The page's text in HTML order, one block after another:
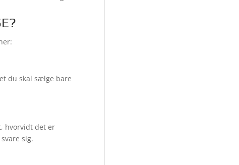
du skal sælge bare
hvorvidt det er
sig.